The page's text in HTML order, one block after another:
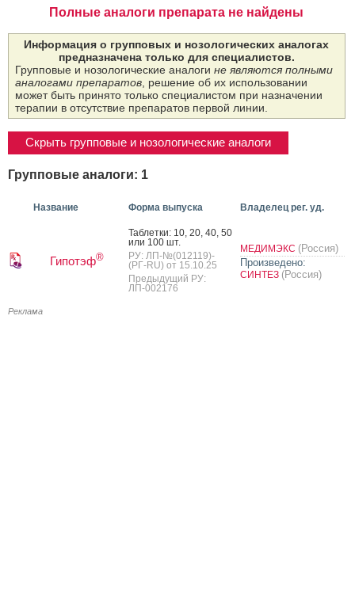
Полные аналоги препарата не найдены
Информация о групповых и нозологических аналогах
предназначена только для специалистов.
Групповые и нозологические аналоги не являются полными
аналогами препаратов , решение об их использовании
может быть принято только специалистом при назначении
терапии в отсутствие препаратов первой линии.
Скрыть групповые и нозологические аналоги
Групповые аналоги: 1
Название Форма выпуска Владелец рег. уд.
Гипотэф®
Таб­летки: 10, 20, 40, 50
или 100 шт.
РУ: ЛП-№(012119)-
(РГ-RU) от 15.10.25
Предыдущий РУ:
ЛП-002176
МЕДИМЭКС (Россия)
Произведено:
СИНТЕЗ (Россия)
Реклама